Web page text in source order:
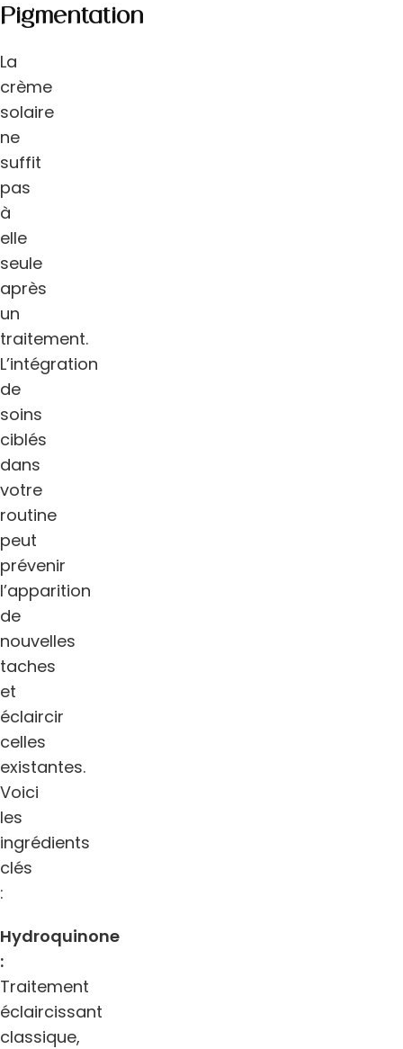
Pigmentation
La
crème
solaire
ne
suffit
pas
à
elle
seule
après
un
traitement.
L’intégration
de
soins
ciblés
dans
votre
routine
peut
prévenir
l’apparition
de
nouvelles
taches
et
éclaircir
celles
existantes.
Voici
les
ingrédients
clés
:
Hydroquinone
:
Traitement
éclaircissant
classique,